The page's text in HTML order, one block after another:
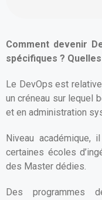
Comment devenir
spécifiques ?
Le DevOps est
un créneau sur lequel
et en administration
Niveau académique,
certaines écoles
des Master dédies.
Des programmes